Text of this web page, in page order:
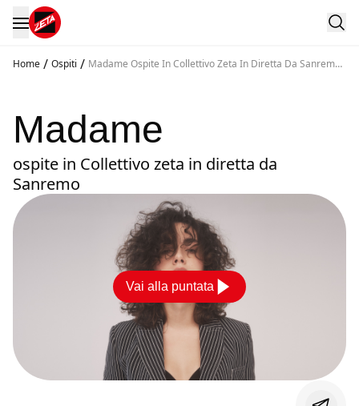
Home / Ospiti / Madame Ospite In Collettivo Zeta In Diretta Da Sanremo
Madame
ospite in Collettivo zeta in diretta da
Sanremo
Vai alla puntata